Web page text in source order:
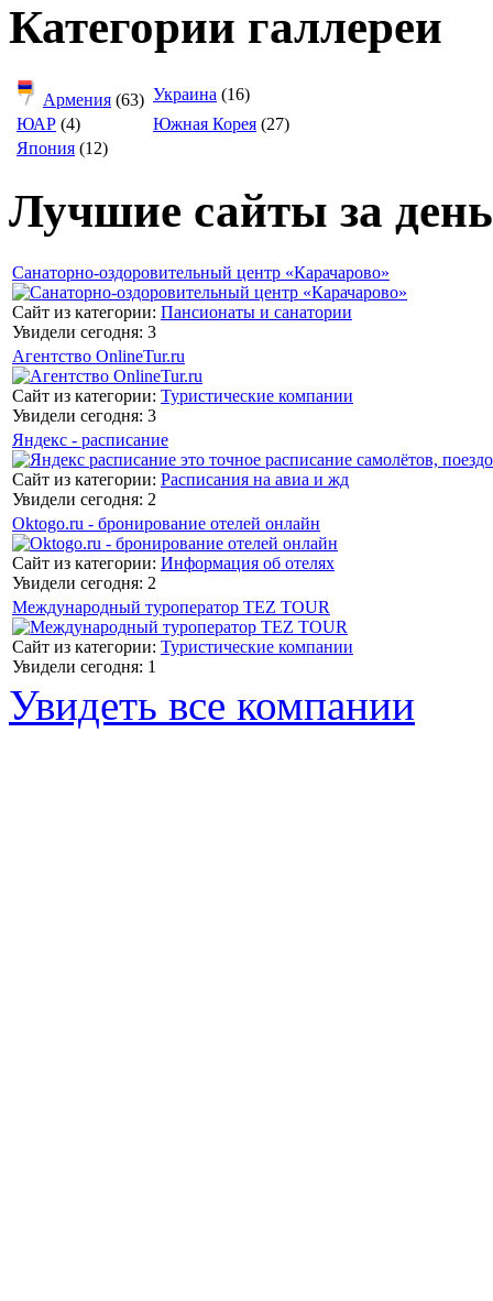
Категории галлереи
Армения (63) Украина (16)
ЮАР (4) Южная Корея (27)
Япония (12)
Лучшие сайты за день
Санаторно-оздоровительный центр «Карачарово»
Сайт из категории: Пансионаты и санатории
Увидели сегодня: 3
Агентство OnlineTur.ru
Сайт из категории: Туристические компании
Увидели сегодня: 3
Яндекс - расписание
Сайт из категории: Расписания на авиа и жд
Увидели сегодня: 2
Oktogo.ru - бронирование отелей онлайн
Сайт из категории: Информация об отелях
Увидели сегодня: 2
Международный туроператор TEZ TOUR
Сайт из категории: Туристические компании
Увидели сегодня: 1
Увидеть все компании